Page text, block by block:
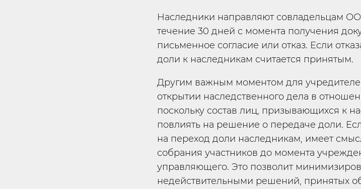
Наследники направляют совладельцам
течение 30 дней с момента получения
письменное согласие или отказ. Если
доли к наследникам считается принятым.
Другим важным моментом для
открытии наследственного дела в
поскольку состав лиц, призывающихся к
повлиять на решение о передаче доли.
на переход доли наследникам, имеет
собрания участников до момента
управляющего. Это позволит
недействительными решений, принятых